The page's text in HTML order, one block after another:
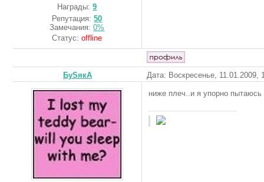
Награды:9
Репутация:50
Замечания:0%
Статус:offline
БуSякА Дата: Воскресенье,
ниже плеч..и я упорно пытаюсь